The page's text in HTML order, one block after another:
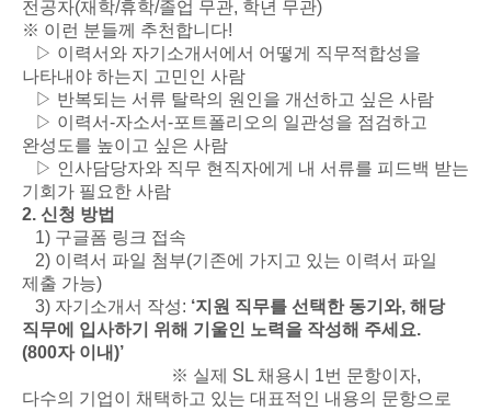
전공자(재학/휴학/졸업 무관, 학년 무관)
※ 이런 분들께 추천합니다!
▷ 이력서와 자기소개서에서 어떻게 직무적합성을
나타내야 하는지 고민인 사람
▷ 반복되는 서류 탈락의 원인을 개선하고 싶은 사람
▷ 이력서-자소서-포트폴리오의 일관성을 점검하고
완성도를 높이고 싶은 사람
▷ 인사담당자와 직무 현직자에게 내 서류를 피드백 받는
기회가 필요한 사람
2. 신청 방법
1) 구글폼 링크 접속
2) 이력서 파일 첨부(기존에 가지고 있는 이력서 파일
제출 가능)
3) 자기소개서 작성: ‘지원 직무를 선택한 동기와, 해당
직무에 입사하기 위해 기울인 노력을 작성해 주세요.
(800자 이내)’
※ 실제 SL 채용시 1번 문항이자,
다수의 기업이 채택하고 있는 대표적인 내용의 문항으로